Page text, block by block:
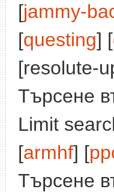
[jammy-
[questing] [
[resolute-
Търсене
Limit
[armhf] [
Търсене